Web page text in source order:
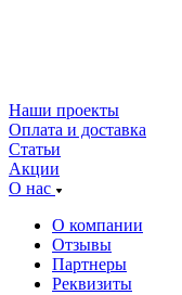
Наши проекты
Оплата и доставка
Статьи
Акции
О нас
О компании
Отзывы
Партнеры
Реквизиты